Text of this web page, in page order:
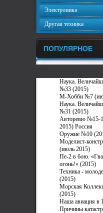
Электроника
Другая техника
ПОПУЛЯРНОЕ
Наука.
№33 (2015)
М-Хобби №7
Наука.
№31 (2015)
Авторевю №15-
2015) Россия
Оружие №10
Моделист-
(июль 2015)
Пе-2 в бою.
огонь!» (2015)
Техника -
(2015)
Морская
(2015)
Наша авиация в
Причины